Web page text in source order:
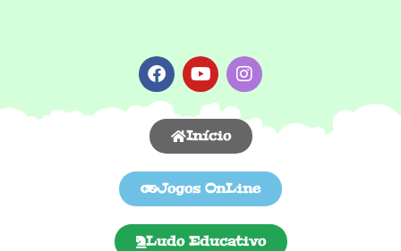
Início
Jogos OnLine
Ludo Educativo